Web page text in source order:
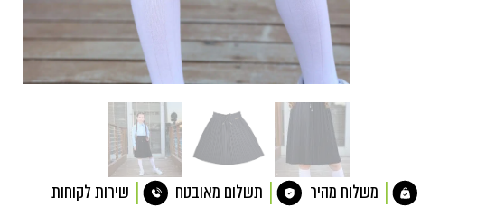
משלוח מהיר תשלום מאובטח שירות לקוחות